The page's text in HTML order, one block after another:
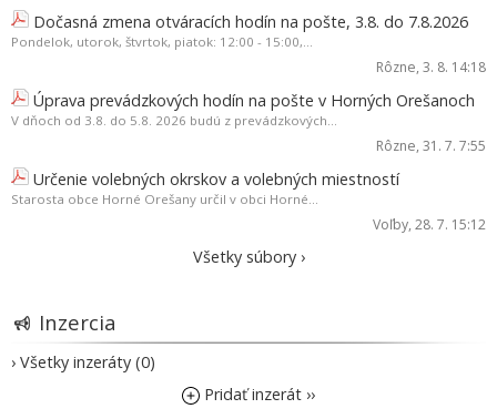
Dočasná zmena otváracích hodín na pošte, 3.8. do 7.8.2026
Pondelok, utorok, štvrtok, piatok: 12:00 - 15:00,...
Rôzne, 3. 8. 14:18
Úprava prevádzkových hodín na pošte v Horných Orešanoch
V dňoch od 3.8. do 5.8. 2026 budú z prevádzkových...
Rôzne, 31. 7. 7:55
Určenie volebných okrskov a volebných miestností
Starosta obce Horné Orešany určil v obci Horné...
Voľby, 28. 7. 15:12
Všetky súbory ›
Inzercia
› Všetky inzeráty (0)
Pridať inzerát ››